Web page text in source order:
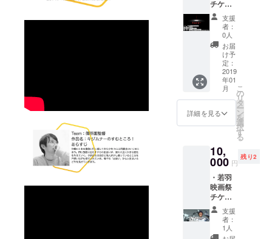
Time…
、富め
る者に
も貧し
き者に
も与え
られ
た、唯
一の公
平。 二
度と取
り戻す
瞬。 二
人が対
峙する
時、わ
たしの
時はあ
なたの
時とな
る。 生
旅する
映画監
督 作品
名：
Music
video's
docum
entary
内田 俊
介 あら
すじ と
ある家
リー映
像。ど
んな人
にも、
家族に
も、作
り物に
はない
ドラマ
チケッ
ト ＊交
流会(イ
ベント
後同じ
会場に
て/軽食
あり) ・
歌舞伎
町TVの
MC片山
と行く
〜歌舞
伎町の
いもの
巡りの
旅〜 90
分
10000
円 （飲
食代
別）
Team：
Start up
支援
者：
0人
お届
け予
定：
2019
年01
月
詳細を見る
こ
の
リ
タ
ー
ン
を
選
択
す
る
10,
000 円
残り2
・若羽
映画祭
チケッ
ト ＊交
流会(イ
ベント
後同じ
支援
者：
1人